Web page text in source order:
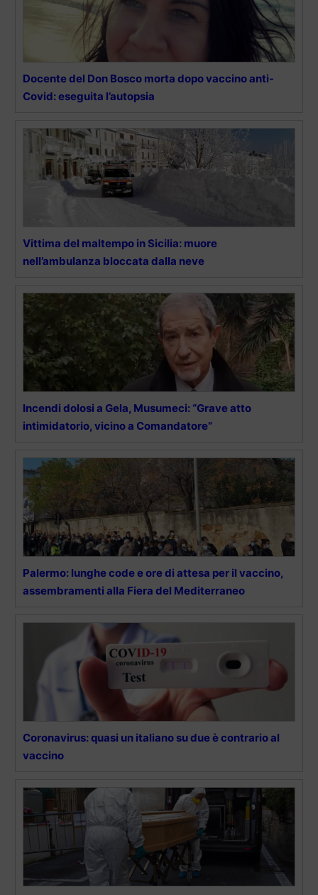
Docente del Don Bosco morta dopo vaccino anti-
Covid: eseguita l’autopsia
Vittima del maltempo in Sicilia: muore
nell’ambulanza bloccata dalla neve
Incendi dolosi a Gela, Musumeci: “Grave atto
intimidatorio, vicino a Comandatore”
Palermo: lunghe code e ore di attesa per il vaccino,
assembramenti alla Fiera del Mediterraneo
Coronavirus: quasi un italiano su due è contrario al
vaccino